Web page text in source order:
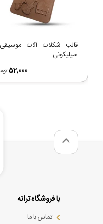
قالب شکلات آلات موسیقی
سیلیکونی
52,000
با فروشگاه ترانه
تماس با ما